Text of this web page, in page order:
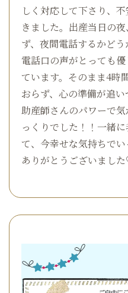
しく対応して下さり、
きました。出産当日の
ず、夜間電話するかどう
電話口の声がとっても
ています。そのまま4時
おらず、心の準備が追い
助産師さんのパワーで
っくりでした！！一緒
て、今幸せな気持ちで
ありがとうございまし